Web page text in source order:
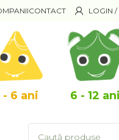
CONTACT LOGIN /
- 6 ani 6 - 12 ani